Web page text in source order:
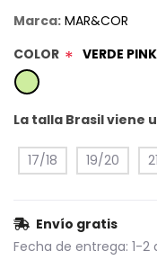
Marca: MAR&COR
COLOR * VERDE PINK
La talla Brasil viene
17/18 19/20
Envío gratis
Fecha de entrega: 1-2